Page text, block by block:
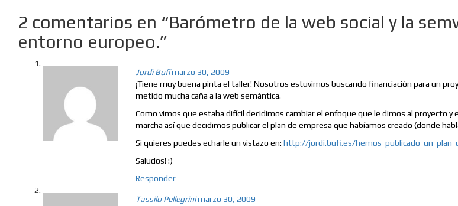
2 comentarios en “Barómetro de la web social y la
entorno europeo.”
Jordi Bufímarzo 30, 2009
¡Tiene muy buena pinta el taller! Nosotros estuvimos buscando financiación para un
metido mucha caña a la web semántica.
Como vimos que estaba difícil decidimos cambiar el enfoque que le dimos al proyecto y
marcha así que decidimos publicar el plan de empresa que habíamos creado (donde
Si quieres puedes echarle un vistazo en:http://jordi.bufi.es/hemos-publicado-un-plan-
Saludos! :)
Responder
Tassilo Pellegrinimarzo 30, 2009